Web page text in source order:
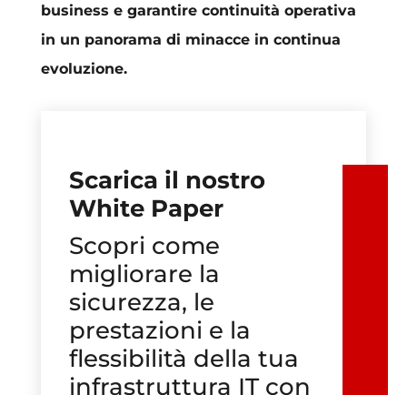
business e garantire continuità operativa
in un panorama di minacce in continua
evoluzione.
Scarica il nostro
White Paper
Scopri come
migliorare la
sicurezza, le
prestazioni e la
flessibilità della tua
infrastruttura IT con